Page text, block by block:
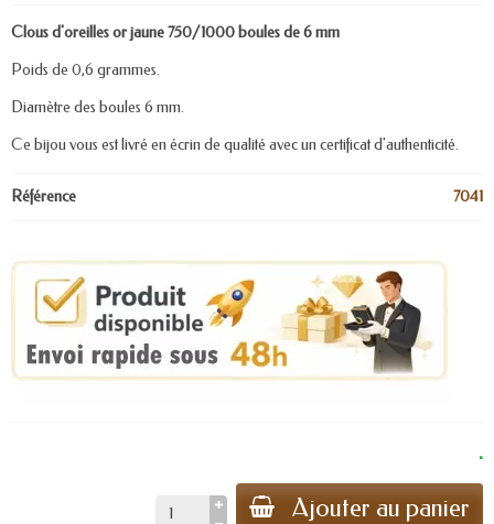
Clous d'oreilles or jaune 750/1000 boules de 6 mm
Poids de 0,6 grammes.
Diamètre des boules 6 mm.
Ce bijou vous est livré en écrin de qualité avec un certificat d'authenticité.
Référence 7041
.
Ajouter au panier